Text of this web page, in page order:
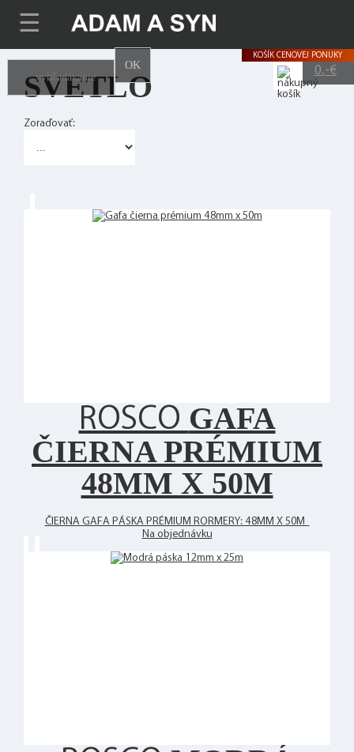
☰
KOŠÍKCENOVEJ PONUKY
0,-€
OK
SVETLO
Zoraďovať:
ROSCO GAFA
ČIERNA PRÉMIUM
48MM X 50M
ČIERNA GAFA PÁSKA PRÉMIUM RORMERY: 48MM X 50M
Na objednávku